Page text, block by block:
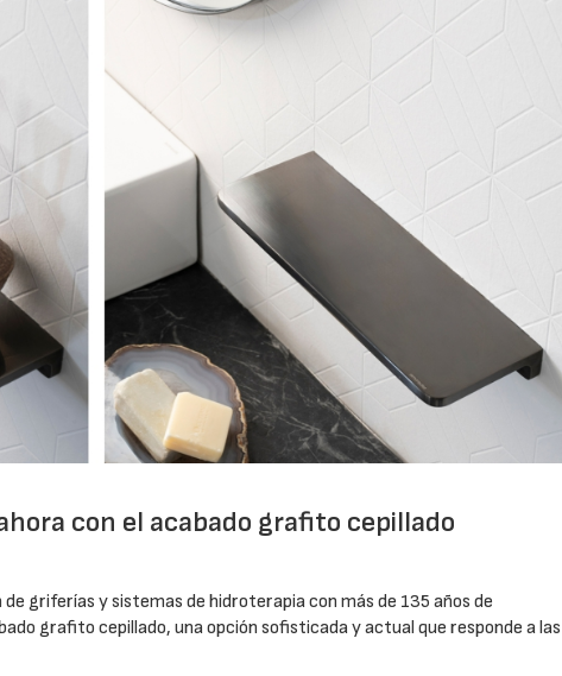
con el acabado grafito cepillado
griferías y sistemas de hidroterapia con más de 135 años de
grafito cepillado, una opción sofisticada y actual que responde a las
02/06/2026